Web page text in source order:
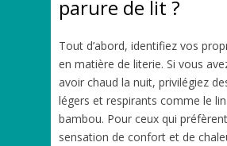
parure de lit ?
Tout d’abord, identifiez vos
en matière de literie. Si vous
avoir chaud la nuit, privilégiez
légers et respirants comme le
bambou. Pour ceux qui
sensation de confort et de